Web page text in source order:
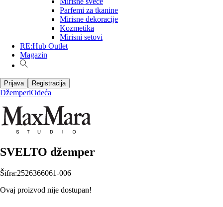
Parfemi za tkanine
Mirisne dekoracije
Kozmetika
Mirisni setovi
RE:Hub Outlet
Magazin
Prijava Registracija
DžemperiOdeća
SVELTO džemper
Šifra:2526366061-006
Ovaj proizvod nije dostupan!